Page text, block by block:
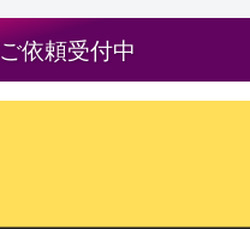
ご依頼受付中